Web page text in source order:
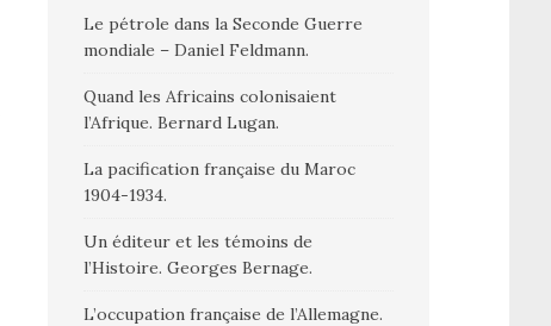
Le pétrole dans la Seconde Guerre
mondiale – Daniel Feldmann.
Quand les Africains colonisaient
l’Afrique. Bernard Lugan.
La pacification française du Maroc
1904-1934.
Un éditeur et les témoins de
l’Histoire. Georges Bernage.
L’occupation française de l’Allemagne.